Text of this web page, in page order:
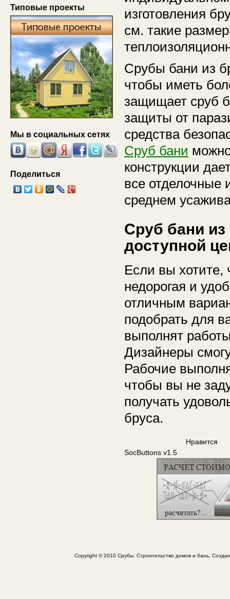
Типовые проекты
Мы в социальных сетях
Поделиться
изготовления
см. такие
Срубы бани из
чтобы иметь
защищает сруб
защиты от
средства
Сруб бани
конструкции
все отделочные
среднем
Сруб бани из
доступной
Если вы хотите,
недорогая и
отличным
подобрать для
выполнят
Дизайнеры
Рабочие
чтобы вы не
получать
бруса.
Нравится
SocButtons v1.5
Copyright © 2010 Срубы. Строительство домов и бань.